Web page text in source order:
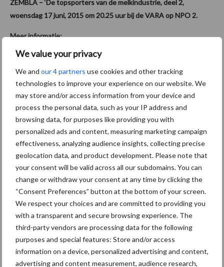
We value your privacy
We and our 4 partners use cookies and other tracking
technologies to improve your experience on our website. We
may store and/or access information from your device and
process the personal data, such as your IP address and
browsing data, for purposes like providing you with
personalized ads and content, measuring marketing campaign
effectiveness, analyzing audience insights, collecting precise
geolocation data, and product development. Please note that
your consent will be valid across all our subdomains. You can
change or withdraw your consent at any time by clicking the
“Consent Preferences” button at the bottom of your screen.
We respect your choices and are committed to providing you
with a transparent and secure browsing experience. The
third-party vendors are processing data for the following
purposes and special features: Store and/or access
information on a device, personalized advertising and content,
advertising and content measurement, audience research,
ZEMBLA – ‘De topsporters van de melkindustrie, deel 2,
woensdag 17 juni, 2015 om 20.25 uur bij de VARA op NPO 2.
Meer informatie:
Zembla
E.:zembla@vara.nl
Aanbevolen voor jou!
Grondstoffenmarkt blijft
grillig: droogte en
geopolitiek houden handel
in de greep
De speenhuid: een vaak
onderschatte risicofactor
voor mastitis
ForFarmers ziet volume en